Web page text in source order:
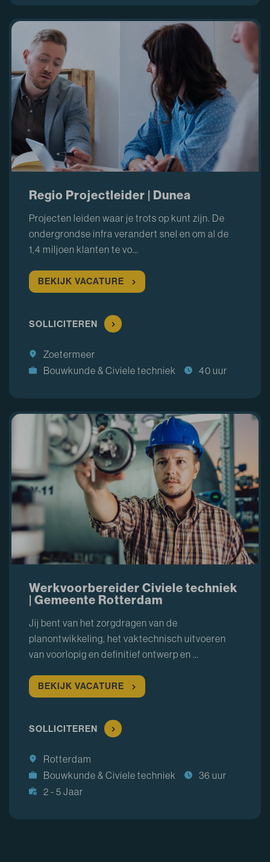
Regio Projectleider | Dunea
Projecten leiden waar je trots op kunt zijn. De
ondergrondse infra verandert snel en om al de
1,4 miljoen klanten te vo…
BEKIJK VACATURE
SOLLICITEREN
Zoetermeer
Bouwkunde & Civiele techniek
40 uur
Werkvoorbereider Civiele techniek
| Gemeente Rotterdam
Jij bent van het zorgdragen van de
planontwikkeling, het vaktechnisch uitvoeren
van voorlopig en definitief ontwerp en …
BEKIJK VACATURE
SOLLICITEREN
Rotterdam
Bouwkunde & Civiele techniek
36 uur
2 - 5 Jaar